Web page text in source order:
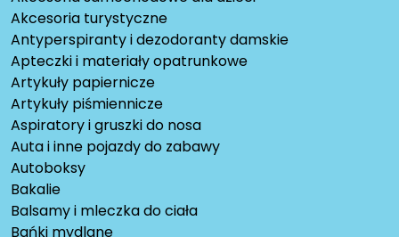
Akcesoria turystyczne
Antyperspiranty i dezodoranty damskie
Apteczki i materiały opatrunkowe
Artykuły papiernicze
Artykuły piśmiennicze
Aspiratory i gruszki do nosa
Auta i inne pojazdy do zabawy
Autoboksy
Bakalie
Balsamy i mleczka do ciała
Bańki mydlane